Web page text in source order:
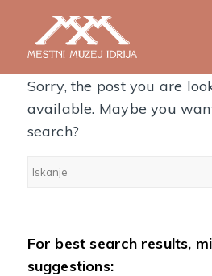
Nothing Found
Sorry, the post you are
available. Maybe you
search?
For best search results,
suggestions: